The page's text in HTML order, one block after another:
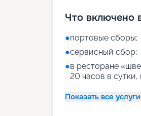
Что включено
●портовые сборы;
●сервисный сбор;
●в ресторане
20 часов в сутки,
Показать все услуги